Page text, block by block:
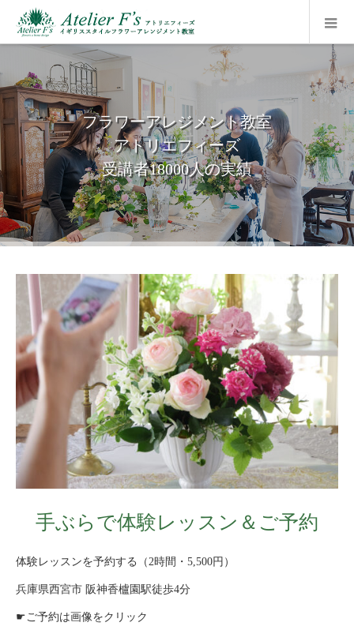
フラワーアレジメント教室
アトリエフィーズ
受講者18000人の実績
手ぶらで体験レッスン＆ご予約
体験レッスンを予約する（2時間・5,500円）
兵庫県西宮市 阪神香櫨園駅徒歩4分
☛ご予約は画像をクリック